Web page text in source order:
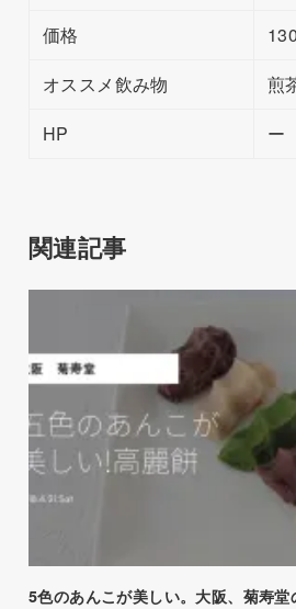
価格
オススメ飲み物
煎
HP
ー
関連記事
5色のあんこが美しい。大阪、菊寿堂